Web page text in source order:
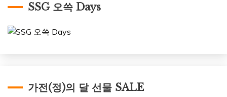
SSG 오쓱 Days
가전(정)의 달 선물 SALE